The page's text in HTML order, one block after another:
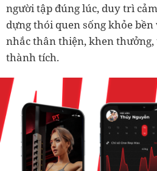
người tập đúng lúc, duy trì
dựng thói quen sống khỏe
nhắc thân thiện, khen
thành tích.